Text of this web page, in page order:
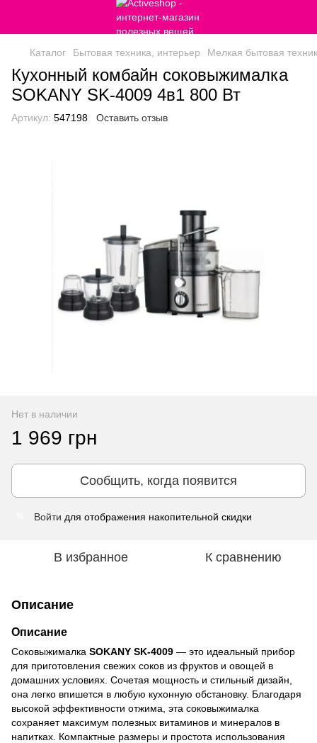
Каталог Бытовая техника, интерьер Мелкая бытовая
Кухонный комбайн соковыжималка
SOKANY SK-4009 4в1 800 Вт
Артикул: 547198 Оставить отзыв
Нет в наличии
1 969 грн
Сообщить, когда появится
Войти для отображения накопительной скидки
В избранное К сравнению
Описание
Описание
Соковыжималка SOKANY SK-4009 — это идеальный прибор
для приготовления свежих соков из фруктов и овощей в
домашних условиях. Сочетая мощность и стильный дизайн,
она легко впишется в любую кухонную обстановку. Благодаря
высокой эффективности отжима, эта соковыжималка
сохраняет максимум полезных витаминов и минералов в
напитках. Компактные размеры и простота использования